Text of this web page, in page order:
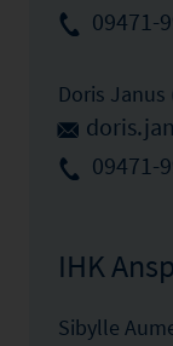
09471-
Doris
09471-
IHK
Sibylle